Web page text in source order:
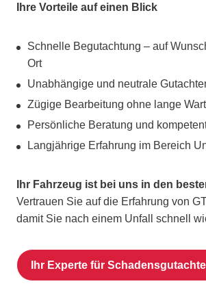
Ihre Vorteile auf einen Blick
Schnelle Begutachtung – auf
Ort
Unabhängige und neutrale
Zügige Bearbeitung ohne lange
Persönliche Beratung und
Langjährige Erfahrung im Bereich
Ihr Fahrzeug ist bei uns in den
Vertrauen Sie auf die Erfahrung von
damit Sie nach einem Unfall schnell
Ihr Experte für